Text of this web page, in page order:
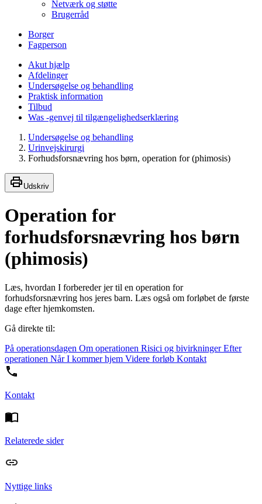
Netværk og støtte
Brugerråd
Borger
Fagperson
Akut hjælp
Afdelinger
Undersøgelse og behandling
Praktisk information
Tilbud
Was -genvej til tilgængelighedserklæring
Undersøgelse og behandling
Urinvejskirurgi
Forhudsforsnævring hos børn, operation for (phimosis)
Udskriv
Operation for
forhudsforsnævring hos børn
(phimosis)
Læs, hvordan I forbereder jer til en operation for
forhudsforsnævring hos jeres barn. Læs også om forløbet de første
dage efter hjemkomsten.
Gå direkte til:
På operationsdagen Om operationen Risici og bivirkningerEfter
operationen Når I kommer hjem Videre forløb Kontakt
Kontakt
Relaterede sider
Nyttige links